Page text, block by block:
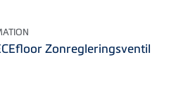
Zonregleringsventil